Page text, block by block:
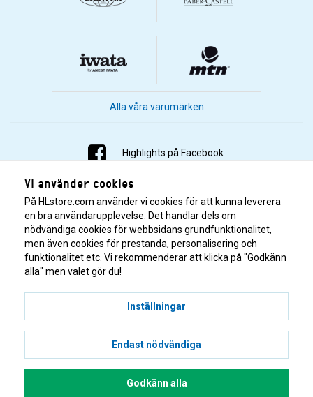
Alla våra varumärken
Highlights på Facebook
Highlights på Instagram
Highlights på Youtube
Highlights på Tiktok
© 2001–2026 Highlights/KR Distribution AB.
Vi använder cookies
På HLstore.com använder vi cookies för att kunna leverera
en bra användarupplevelse. Det handlar dels om
nödvändiga cookies för webbsidans grundfunktionalitet,
men även cookies för prestanda, personalisering och
funktionalitet etc. Vi rekommenderar att klicka på "Godkänn
alla" men valet gör du!
Inställningar
Endast nödvändiga
Godkänn alla